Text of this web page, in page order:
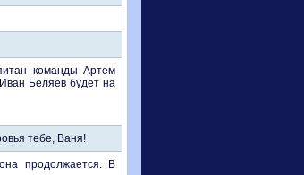
команды Артем
Беляев будет на
тебе, Ваня!
продолжается. В